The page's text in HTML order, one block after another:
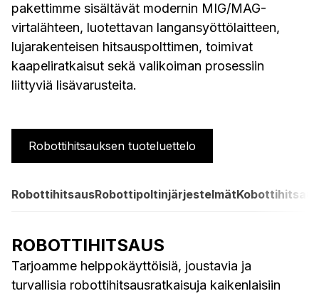
pakettimme sisältävät modernin MIG/MAG-
virtalähteen, luotettavan langansyöttölaitteen,
lujarakenteisen hitsauspolttimen, toimivat
kaapeliratkaisut sekä valikoiman prosessiin
liittyviä lisävarusteita.
Robottihitsauksen tuoteluettelo
RobottihitsausRobottipoltinjärjestelmätKobottihitsaus
ROBOTTIHITSAUS
Tarjoamme helppokäyttöisiä, joustavia ja
turvallisia robottihitsausratkaisuja kaikenlaisiin